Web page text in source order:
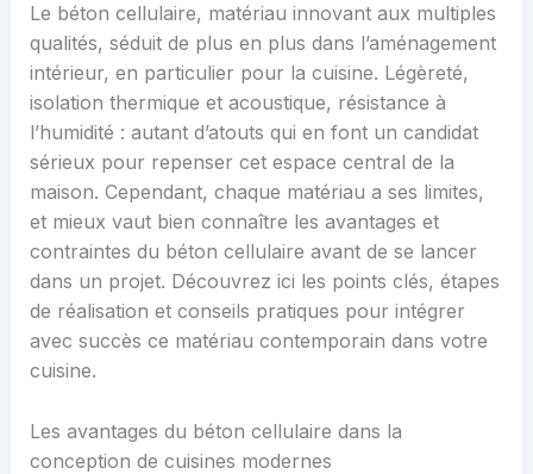
Le béton cellulaire, matériau innovant aux multiples
qualités, séduit de plus en plus dans l’aménagement
intérieur, en particulier pour la cuisine. Légèreté,
isolation thermique et acoustique, résistance à
l’humidité : autant d’atouts qui en font un candidat
sérieux pour repenser cet espace central de la
maison. Cependant, chaque matériau a ses limites,
et mieux vaut bien connaître les avantages et
contraintes du béton cellulaire avant de se lancer
dans un projet. Découvrez ici les points clés, étapes
de réalisation et conseils pratiques pour intégrer
avec succès ce matériau contemporain dans votre
cuisine.
Les avantages du béton cellulaire dans la
conception de cuisines modernes